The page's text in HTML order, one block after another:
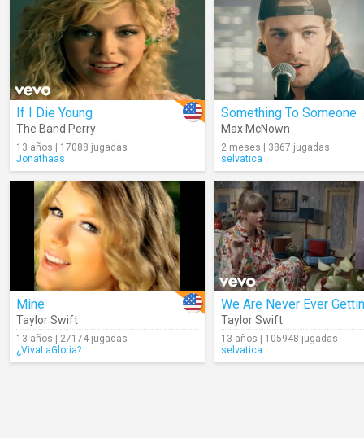
If I Die Young
The Band Perry
13 años | 17088 jugadas
Jonathaas
Something To Someone
Max McNown
2 meses | 3867 jugadas
selvatica
Mine
Taylor Swift
13 años | 27174 jugadas
¿VivaLaGloria?
Taylor Swift
13 años | 105948 jugadas
selvatica